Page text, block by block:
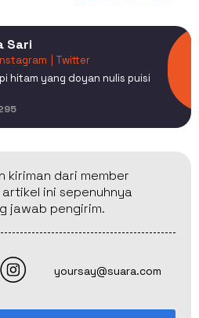
Sari
Instagram
| Twitter
hitam yang doyan nulis puisi
kiriman dari member
ini sepenuhnya
jawab pengirim.
yoursay@suara.com